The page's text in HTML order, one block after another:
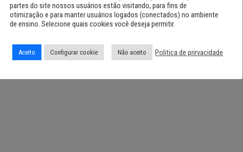
partes do site nossos usuários estão visitando, para fins de
otimização e para manter usuários logados (conectados) no ambiente
de ensino. Selecione quais cookies você deseja permitir.
Aceito Configurar cookie Não aceito Politica de prirvacidade